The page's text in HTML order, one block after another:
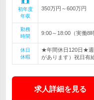
初年度
年収
350万円～600万円
勤務
時間
9:00～18:00（実働8
休日
休暇
★年間休日120日★週
があります）祝日有
求人詳細を見る